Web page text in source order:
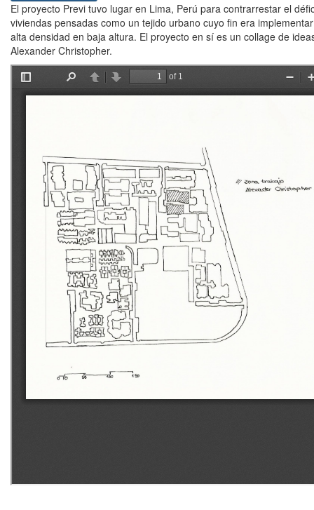
El proyecto Previ tuvo lugar en Lima, Perú para contrarrestar el
viviendas pensadas como un tejido urbano cuyo fin era
alta densidad en baja altura. El proyecto en sí es un collage de
Alexander Christopher.